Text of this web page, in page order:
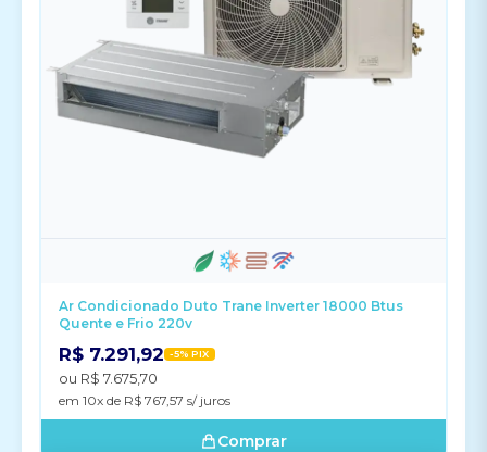
Ar Condicionado Duto Trane Inverter 18000 Btus
Quente e Frio 220v
R$ 7.291,92 -5% PIX
ou R$ 7.675,70
em 10x de R$ 767,57 s/ juros
Comprar